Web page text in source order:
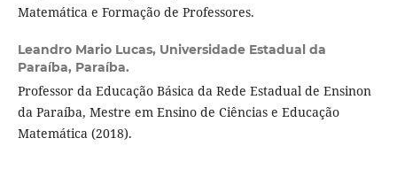
Matemática e Formação de Professores.
Leandro Mario Lucas, Universidade Estadual da
Paraíba, Paraíba.
Professor da Educação Básica da Rede Estadual de Ensinon
da Paraíba, Mestre em Ensino de Ciências e Educação
Matemática (2018).